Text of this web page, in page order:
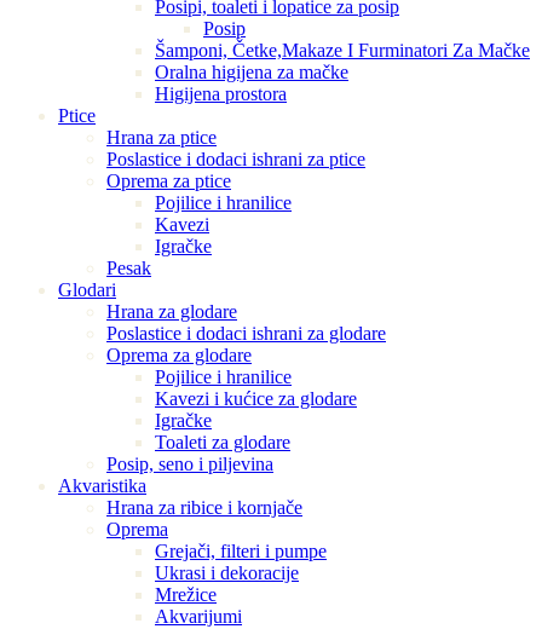
Posipi, toaleti i lopatice za posip
Posip
Šamponi, Četke,Makaze I Furminatori Za Mačke
Oralna higijena za mačke
Higijena prostora
Ptice
Hrana za ptice
Poslastice i dodaci ishrani za ptice
Oprema za ptice
Pojilice i hranilice
Kavezi
Igračke
Pesak
Glodari
Hrana za glodare
Poslastice i dodaci ishrani za glodare
Oprema za glodare
Pojilice i hranilice
Kavezi i kućice za glodare
Igračke
Toaleti za glodare
Posip, seno i piljevina
Akvaristika
Hrana za ribice i kornjače
Oprema
Grejači, filteri i pumpe
Ukrasi i dekoracije
Mrežice
Akvarijumi